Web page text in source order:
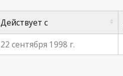
Действует с
22 сентября 1998 г.